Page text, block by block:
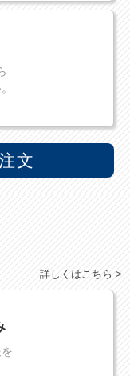
文
詳しくはこちら >